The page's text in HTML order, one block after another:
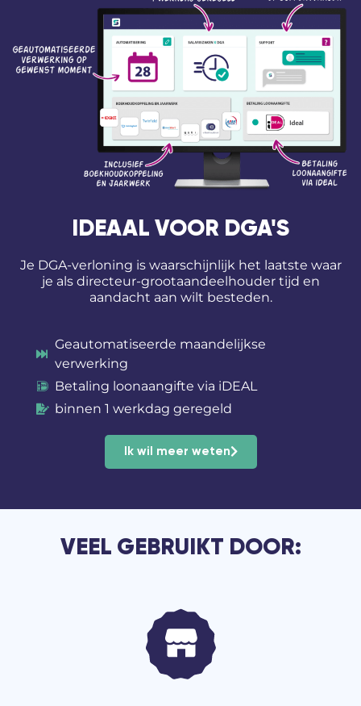
IDEAAL VOOR DGA'S
Je DGA-verloning is waarschijnlijk het laatste waar
je als directeur-grootaandeelhouder tijd en
aandacht aan wilt besteden.
Geautomatiseerde maandelijkse
verwerking
Betaling loonaangifte via iDEAL
binnen 1 werkdag geregeld
Ik wil meer weten
VEEL GEBRUIKT DOOR: